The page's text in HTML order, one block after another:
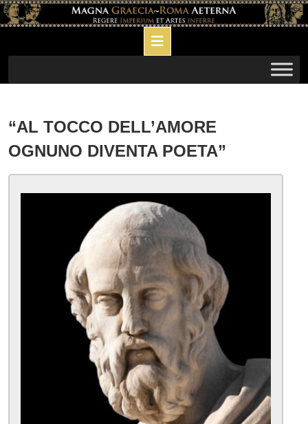
Skip
to
“AL TOCCO DELL’AMORE
OGNUNO DIVENTA POETA”